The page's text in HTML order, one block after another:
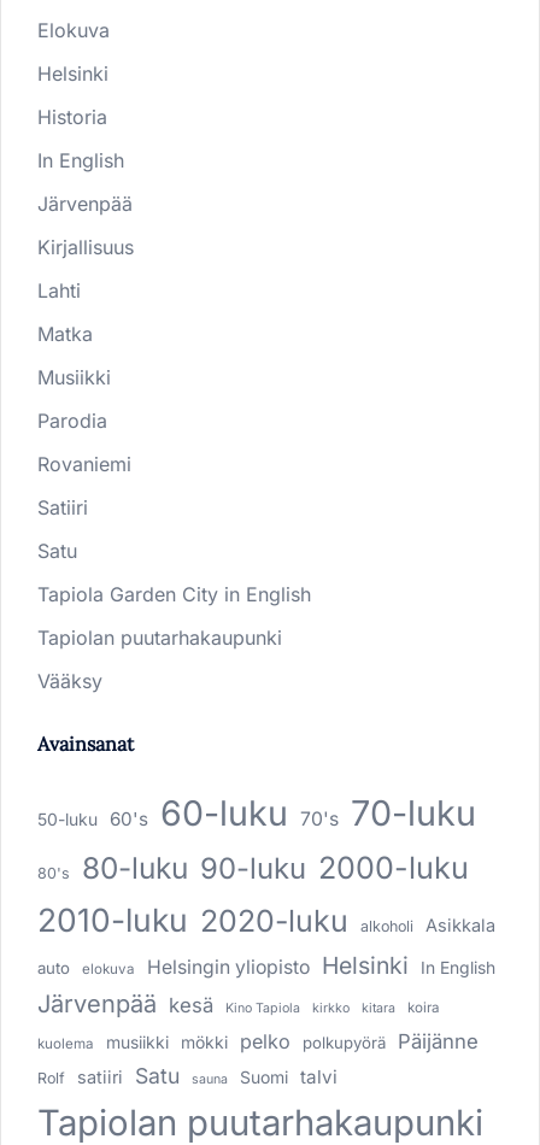
Elokuva
Helsinki
Historia
In English
Järvenpää
Kirjallisuus
Lahti
Matka
Musiikki
Parodia
Rovaniemi
Satiiri
Satu
Tapiola Garden City in English
Tapiolan puutarhakaupunki
Vääksy
Avainsanat
50-luku 60's 60-luku 70's 70-luku
80's 80-luku 90-luku 2000-luku
2010-luku 2020-luku alkoholi Asikkala
auto elokuva Helsingin yliopisto Helsinki In English
Järvenpää kesä Kino Tapiola kirkko kitara koira
kuolema musiikki mökki pelko polkupyörä Päijänne
Rolf satiiri Satu sauna Suomi talvi
Tapiolan puutarhakaupunki